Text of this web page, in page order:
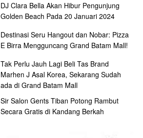
DJ Clara Bella Akan Hibur Pengunjung
Golden Beach Pada 20 Januari 2024
Destinasi Seru Hangout dan Nobar: Pizza
E Birra Mengguncang Grand Batam Mall!
Tak Perlu Jauh Lagi Beli Tas Brand
Marhen J Asal Korea, Sekarang Sudah
ada di Grand Batam Mall
Sir Salon Gents Tiban Potong Rambut
Secara Gratis di Kandang Berkah